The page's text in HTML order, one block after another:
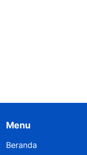
Menu
Beranda